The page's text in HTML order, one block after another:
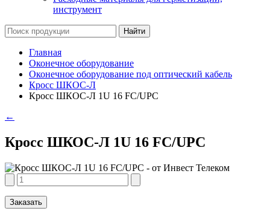
инструмент
Главная
Оконечное оборудование
Оконечное оборудование под оптический кабель
Кросс ШКОС-Л
Кросс ШКОС-Л 1U 16 FC/UPC
←
Кросс ШКОС-Л 1U 16 FC/UPC
Заказать